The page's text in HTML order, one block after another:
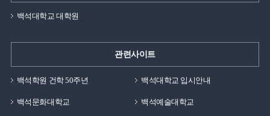
백석대학교 대학원
관련사이트
백석학원 건학 50주년 백석대학교 입시안내
백석문화대학교 백석예술대학교